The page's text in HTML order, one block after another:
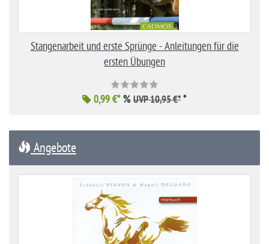
Stangenarbeit und erste Sprünge - Anleitungen für die
ersten Übungen
0,99 €*% UVP 10,95 €* *
Angebote